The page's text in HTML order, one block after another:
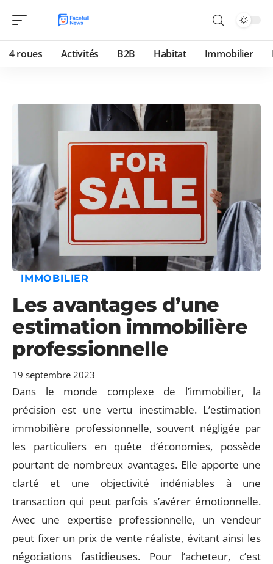
4 roues Activités B2B Habitat Immobilier
IMMOBILIER
Les avantages d’une
estimation immobilière
professionnelle
19 septembre 2023
Dans le monde complexe de l’immobilier, la
précision est une vertu inestimable. L’estimation
immobilière professionnelle, souvent négligée par
les particuliers en quête d’économies, possède
pourtant de nombreux avantages. Elle apporte une
clarté et une objectivité indéniables à une
transaction qui peut parfois s’avérer émotionnelle.
Avec une expertise professionnelle, un vendeur
peut fixer un prix de vente réaliste, évitant ainsi les
négociations fastidieuses. Pour l’acheteur, c’est